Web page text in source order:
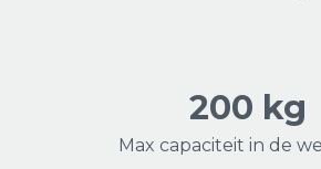
200 kg
Max capaciteit in de